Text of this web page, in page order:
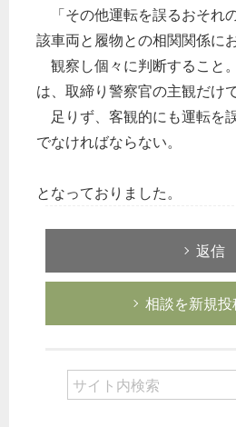
「その他運転を誤るおそれ
該車両と履物との相関関係に
観察し個々に判断すること
は、取締り警察官の主観だけ
足りず、客観的にも運転を
でなければならない。
となっておりました。
返信
相談を新規投